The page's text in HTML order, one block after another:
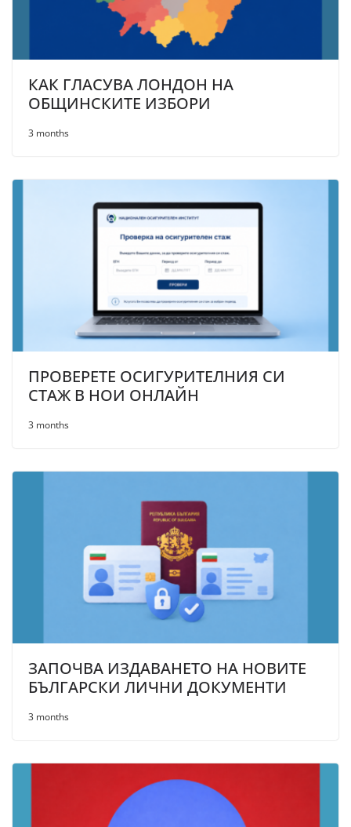
КАК ГЛАСУВА ЛОНДОН НА
ОБЩИНСКИТЕ ИЗБОРИ
3 months
ПРОВЕРЕТЕ ОСИГУРИТЕЛНИЯ СИ
СТАЖ В НОИ ОНЛАЙН
3 months
ЗАПОЧВА ИЗДАВАНЕТО НА НОВИТЕ
БЪЛГАРСКИ ЛИЧНИ ДОКУМЕНТИ
3 months